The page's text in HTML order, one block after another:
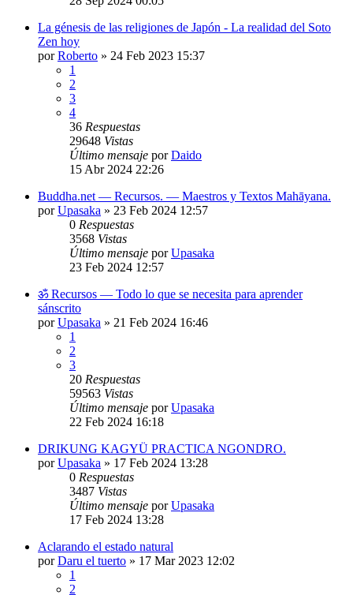
La génesis de las religiones de Japón - La realidad del Soto
Zen hoy
porRoberto » 24 Feb 2023 15:37
1
2
3
4
36 Respuestas
29648 Vistas
Último mensaje porDaido
15 Abr 2024 22:26
Buddha.net — Recursos. — Maestros y Textos Mahāyana.
porUpasaka » 23 Feb 2024 12:57
0 Respuestas
3568 Vistas
Último mensaje porUpasaka
23 Feb 2024 12:57
ॐ Recursos — Todo lo que se necesita para aprender
sánscrito
porUpasaka » 21 Feb 2024 16:46
1
2
3
20 Respuestas
59563 Vistas
Último mensaje porUpasaka
22 Feb 2024 16:18
DRIKUNG KAGYÜ PRACTICA NGONDRO.
porUpasaka » 17 Feb 2024 13:28
0 Respuestas
3487 Vistas
Último mensaje porUpasaka
17 Feb 2024 13:28
Aclarando el estado natural
porDaru el tuerto » 17 Mar 2023 12:02
1
2